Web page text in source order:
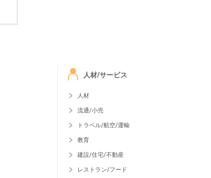
人材/サービス
人材
流通/小売
トラベル/航空/運輸
教育
建設/住宅/不動産
レストラン/フード